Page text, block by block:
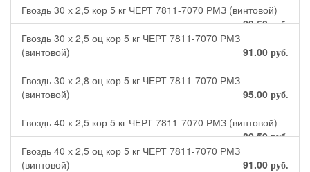
Гвоздь 30 х 2,5 кор 5 кг ЧЕРТ 7811-7070 РМЗ (винтовой)
80.50руб.
Гвоздь 30 х 2,5 оц кор 5 кг ЧЕРТ 7811-7070 РМЗ
(винтовой)
91.00 руб.
Гвоздь 30 х 2,8 оц кор 5 кг ЧЕРТ 7811-7070 РМЗ
(винтовой)
95.00 руб.
Гвоздь 40 х 2,5 кор 5 кг ЧЕРТ 7811-7070 РМЗ (винтовой)
80.50руб.
Гвоздь 40 х 2,5 оц кор 5 кг ЧЕРТ 7811-7070 РМЗ
(винтовой)
91.00 руб.